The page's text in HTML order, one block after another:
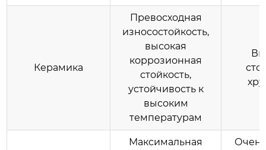
Керамика
Превосходная
износостойкость,
высокая
коррозионная
стойкость,
устойчивость к
высоким
температурам
Максимальная